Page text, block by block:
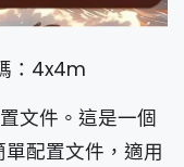
：4x4m
文件。這是一個
配置文件，適用